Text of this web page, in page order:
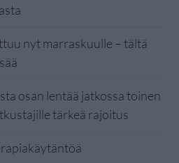
nyt marraskuulle – tältä
osan lentää jatkossa toinen
tärkeä rajoitus